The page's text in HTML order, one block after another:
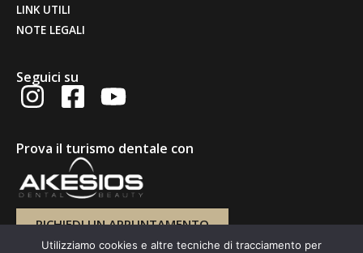
LINK UTILI
NOTE LEGALI
Seguici su
Prova il turismo dentale con
RICHIEDI UN APPUNTAMENTO
Utilizziamo cookies e altre tecniche di tracciamento per